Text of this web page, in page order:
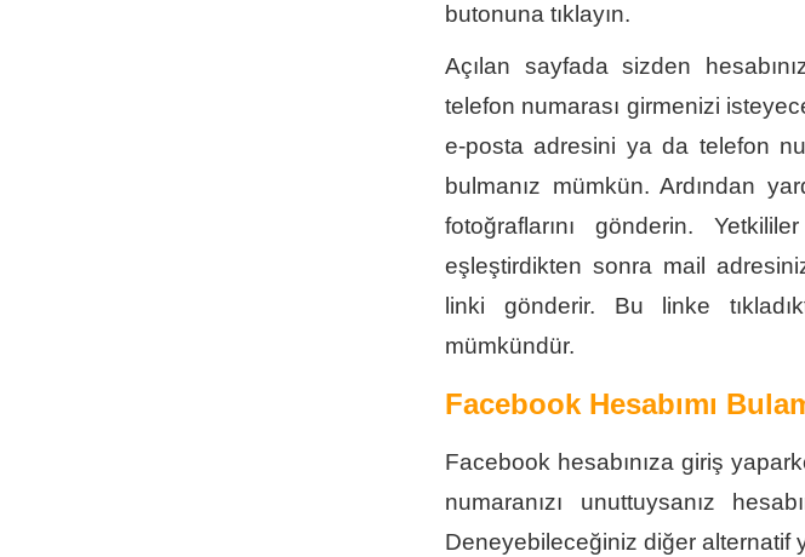
butonuna tıklayın.
Açılan sayfada sizden
telefon numarası girmenizi
e-posta adresini ya da telefon
bulmanız mümkün. Ardından
fotoğraflarını gönderin.
eşleştirdikten sonra mail
linki gönderir. Bu linke
mümkündür.
Facebook Hesabımı
Facebook hesabınıza giriş
numaranızı unuttuysanız
Deneyebileceğiniz diğer alternatif